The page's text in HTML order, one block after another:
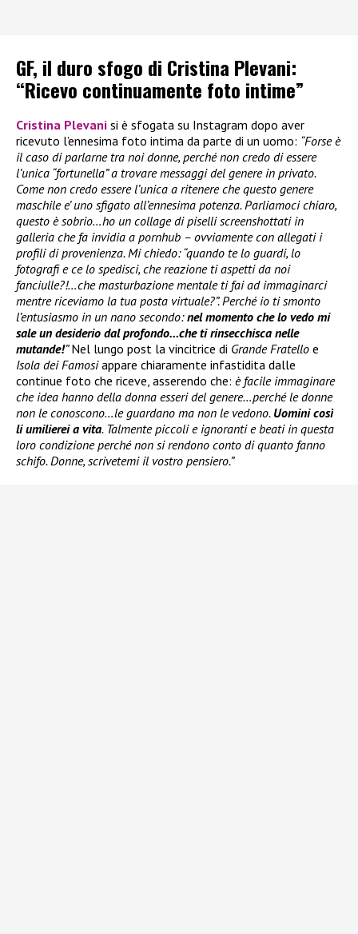
GF, il duro sfogo di Cristina Plevani:
“Ricevo continuamente foto intime”
Cristina Plevani si è sfogata su Instagram dopo aver
ricevuto l’ennesima foto intima da parte di un uomo: “Forse è
il caso di parlarne tra noi donne, perché non credo di essere
l’unica “fortunella” a trovare messaggi del genere in privato.
Come non credo essere l’unica a ritenere che questo genere
maschile e’ uno sfigato all’ennesima potenza. Parliamoci chiaro,
questo è sobrio…ho un collage di piselli screenshottati in
galleria che fa invidia a pornhub – ovviamente con allegati i
profili di provenienza. Mi chiedo: “quando te lo guardi, lo
fotografi e ce lo spedisci, che reazione ti aspetti da noi
fanciulle?!…che masturbazione mentale ti fai ad immaginarci
mentre riceviamo la tua posta virtuale?”. Perché io ti smonto
l’entusiasmo in un nano secondo:nel momento che lo vedo mi
sale un desiderio dal profondo…che ti rinsecchisca nelle
mutande!”Nel lungo post la vincitrice di Grande Fratello e
Isola dei Famosiappare chiaramente infastidita dalle
continue foto che riceve, asserendo che: è facile immaginare
che idea hanno della donna esseri del genere…perché le donne
non le conoscono…le guardano ma non le vedono. Uomini così
li umilierei a vita. Talmente piccoli e ignoranti e beati in questa
loro condizione perché non si rendono conto di quanto fanno
schifo. Donne, scrivetemi il vostro pensiero.”